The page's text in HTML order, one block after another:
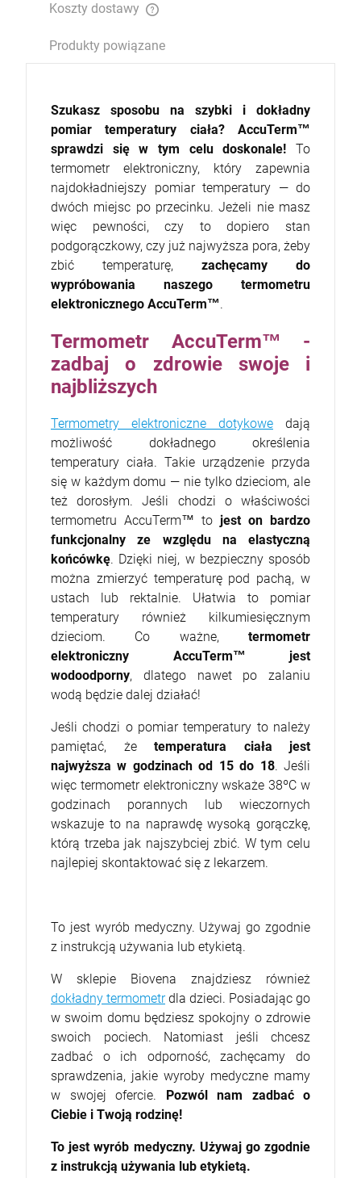
Koszty dostawy
Produkty powiązane
Szukasz sposobu na szybki i dokładny
pomiar temperatury ciała? AccuTerm™
sprawdzi się w tym celu doskonale! To
termometr elektroniczny, który zapewnia
najdokładniejszy pomiar temperatury — do
dwóch miejsc po przecinku. Jeżeli nie masz
więc pewności, czy to dopiero stan
podgorączkowy, czy już najwyższa pora, żeby
zbić temperaturę, zachęcamy do
wypróbowania naszego termometru
elektronicznego AccuTerm™.
Termometr AccuTerm™ -
zadbaj o zdrowie swoje i
najbliższych
Termometry elektroniczne dotykowe dają
możliwość dokładnego określenia
temperatury ciała. Takie urządzenie przyda
się w każdym domu — nie tylko dzieciom, ale
też dorosłym. Jeśli chodzi o właściwości
termometru AccuTerm™ to jest on bardzo
funkcjonalny ze względu na elastyczną
końcówkę. Dzięki niej, w bezpieczny sposób
można zmierzyć temperaturę pod pachą, w
ustach lub rektalnie. Ułatwia to pomiar
temperatury również kilkumiesięcznym
dzieciom. Co ważne,termometr
elektroniczny AccuTerm™ jest
wodoodporny, dlatego nawet po zalaniu
wodą będzie dalej działać!
Jeśli chodzi o pomiar temperatury to należy
pamiętać, żetemperatura ciała jest
najwyższa w godzinach od 15 do 18. Jeśli
więc termometr elektroniczny wskaże 38ºC w
godzinach porannych lub wieczornych
wskazuje to na naprawdę wysoką gorączkę,
którą trzeba jak najszybciej zbić. W tym celu
najlepiej skontaktować się z lekarzem.
To jest wyrób medyczny. Używaj go zgodnie
z instrukcją używania lub etykietą.
W sklepie Biovena znajdziesz również
dokładny termometrdla dzieci. Posiadając go
w swoim domu będziesz spokojny o zdrowie
swoich pociech. Natomiast jeśli chcesz
zadbać o ich odporność, zachęcamy do
sprawdzenia, jakie wyroby medyczne mamy
w swojej ofercie. Pozwól nam zadbać o
Ciebie i Twoją rodzinę!
To jest wyrób medyczny. Używaj go zgodnie
z instrukcją używania lub etykietą.